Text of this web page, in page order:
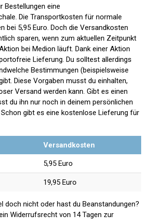
Bestellungen eine
Die Transportkosten für normale
bei 5,95 Euro. Doch die Versandkosten
sparen, wenn zum aktuellen Zeitpunkt
bei Medion läuft. Dank einer Aktion
Lieferung. Du solltest allerdings
Bestimmungen (beispielsweise
Diese Vorgaben musst du einhalten,
Versand werden kann. Gibt es einen
du ihn nur noch in deinem persönlichen
gibt es eine kostenlose Lieferung für
Versandkosten
5,95 Euro
19,95 Euro
doch nicht oder hast du Beanstandungen?
Widerrufsrecht von 14 Tagen zur